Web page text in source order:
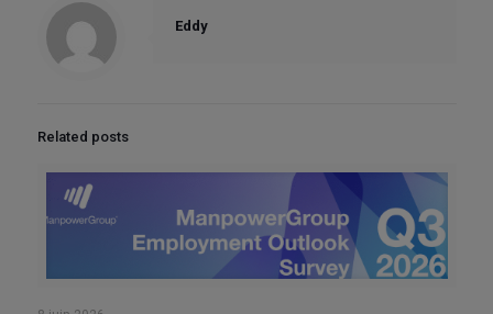
Eddy
Related posts